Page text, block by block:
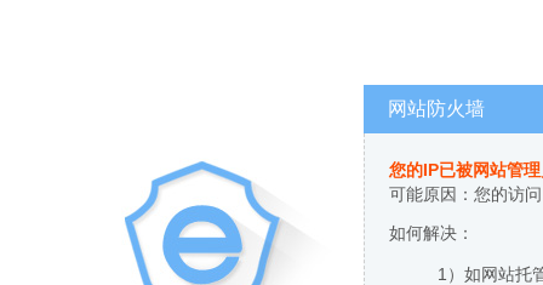
网站防火墙
您的IP已被网站管
可能原因：您的访
如何解决：
1）如网站托